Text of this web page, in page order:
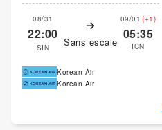
08/31
22:00
SIN Sans escale
09/01 (+1)
05:35
ICN
Korean Air
Korean Air